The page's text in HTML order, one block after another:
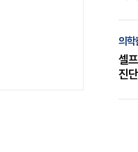
의학
셀
진